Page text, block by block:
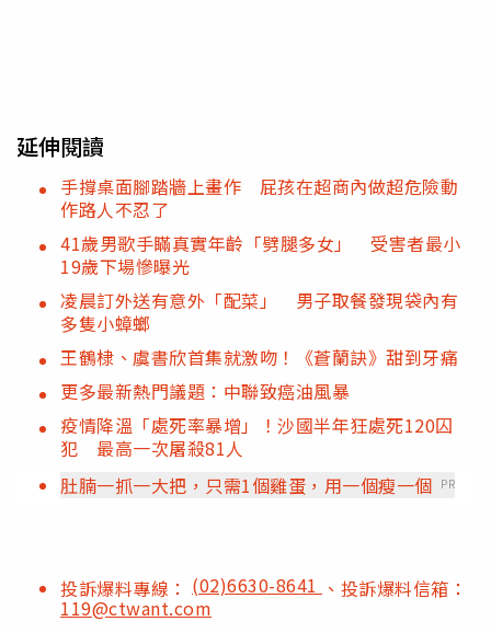
延伸閱讀
手撐桌面腳踏牆上畫作 屁孩在超商內做超危險動
作路人不忍了
41歲男歌手瞞真實年齡「劈腿多女」 受害者最小
19歲下場慘曝光
凌晨訂外送有意外「配菜」 男子取餐發現袋內有
多隻小蟑螂
王鶴棣、虞書欣首集就激吻！《蒼蘭訣》甜到牙痛
更多最新熱門議題：中聯致癌油風暴
疫情降溫「處死率暴增」！沙國半年狂處死120囚
犯 最高一次屠殺81人
肚腩一抓一大把，只需1個雞蛋，用一個瘦一個 PR
投訴爆料專線： (02)6630-8641 、投訴爆料信箱：
119@ctwant.com